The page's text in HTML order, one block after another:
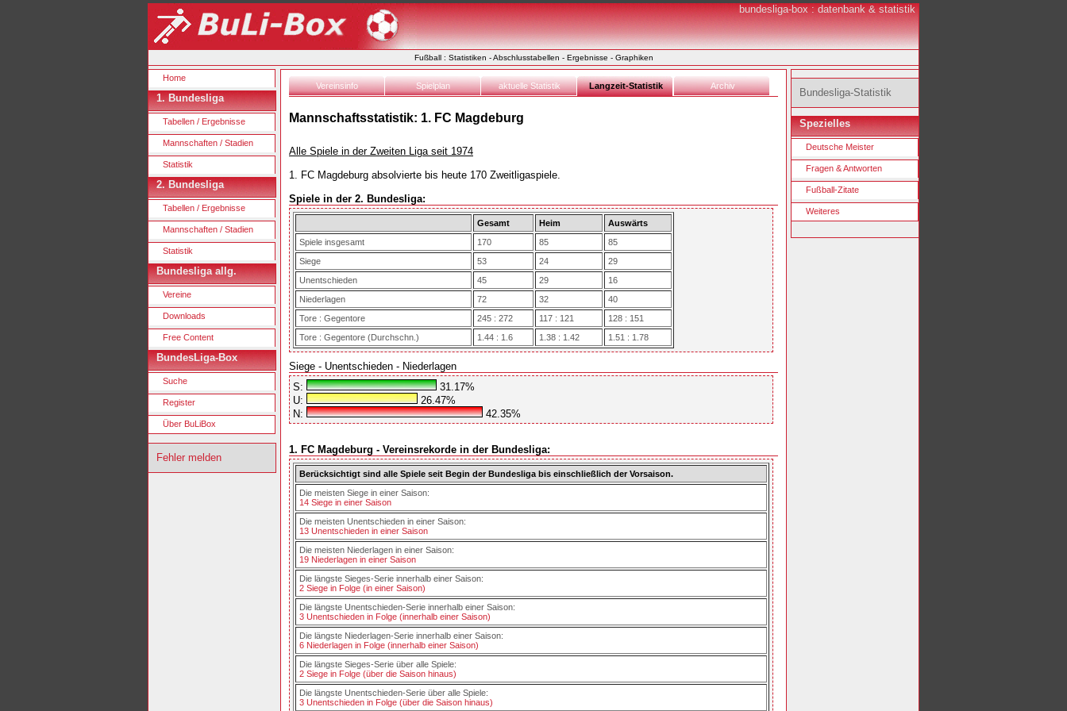
bundesliga-box : datenbank & statistik
Fußball : Statistiken - Abschlusstabellen - Ergebnisse - Graphiken
Home
1. Bundesliga
Tabellen / Ergebnisse
Mannschaften / Stadien
Statistik
2. Bundesliga
Tabellen / Ergebnisse
Mannschaften / Stadien
Statistik
Bundesliga allg.
Vereine
Downloads
Free Content
BundesLiga-Box
Suche
Register
Über BuLiBox
Fehler melden
Bundesliga-Statistik
Spezielles
Deutsche Meister
Fragen & Antworten
Fußball-Zitate
Weiteres
Vereinsinfo Spielplan aktuelle Statistik Langzeit-Statistik Archiv
Mannschaftsstatistik: 1. FC Magdeburg
Alle Spiele in der Zweiten Liga seit 1974
1. FC Magdeburg absolvierte bis heute 170 Zweitligaspiele.
Spiele in der 2. Bundesliga:
Gesamt Heim
Auswärts
Spiele insgesamt
170 85
85
Siege
53 24
29
Unentschieden
45 29
16
Niederlagen
72 32
40
Tore : Gegentore
245 : 272 117 : 121
128 : 151
Tore : Gegentore (Durchschn.)
1.44 : 1.6 1.38 : 1.42 1.51 : 1.78
Siege - Unentschieden - Niederlagen
S:
31.17%
U:
26.47%
N:
42.35%
1. FC Magdeburg - Vereinsrekorde in der Bundesliga:
Berücksichtigt sind alle Spiele seit Begin der Bundesliga bis einschließlich der Vorsaison.
Die meisten Siege in einer Saison:
14 Siege in einer Saison
Die meisten Unentschieden in einer Saison:
13 Unentschieden in einer Saison
Die meisten Niederlagen in einer Saison:
19 Niederlagen in einer Saison
Die längste Sieges-Serie innerhalb einer Saison:
2 Siege in Folge (in einer Saison)
Die längste Unentschieden-Serie innerhalb einer Saison:
3 Unentschieden in Folge (innerhalb einer Saison)
Die längste Niederlagen-Serie innerhalb einer Saison:
6 Niederlagen in Folge (innerhalb einer Saison)
Die längste Sieges-Serie über alle Spiele:
2 Siege in Folge (über die Saison hinaus)
Die längste Unentschieden-Serie über alle Spiele:
3 Unentschieden in Folge (über die Saison hinaus)